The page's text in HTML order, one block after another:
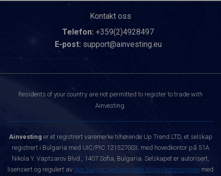
Kontakt oss
Telefon: +359(2)4928497
E-post: support@ainvesting.eu
Residents of your country are not permitted to register to trade with
Ainvesting.
Ainvesting er et registrert varemerke tilhørende Up Trend LTD, et selskap
registrert i Bulgaria med UIC/PIC 121527003, med hovedkontor på 51A
Nikola Y. Vaptsarov Blvd., 1407 Sofia, Bulgaria. Selskapet er autorisert,
lisensiert og regulert av den bulgarske finansielle tilsynskommisjonen med